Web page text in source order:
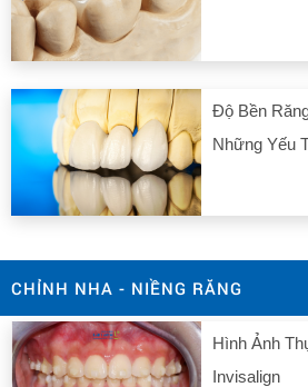
Độ Bền
Những Yếu
CHỈNH NHA - NIỀNG RĂNG
Hình Ảnh
Invisalign